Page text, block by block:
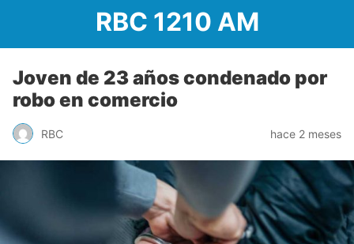
RBC 1210 AM
Joven de 23 años condenado por
robo en comercio
RBC hace 2 meses